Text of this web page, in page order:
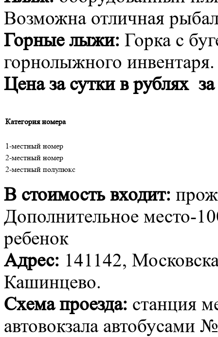
Возможна отличная
Горные лыжи: Горка с
горнолыжного инвентаря.
Цена за сутки в рублях
Категория номера
1-местный номер
2-местный номер
2-местный полулюкс
В стоимость входит:
Дополнительное место-
ребенок
Адрес: 141142,
Кашинцево.
Схема проезда: станция
автовокзала автобусами